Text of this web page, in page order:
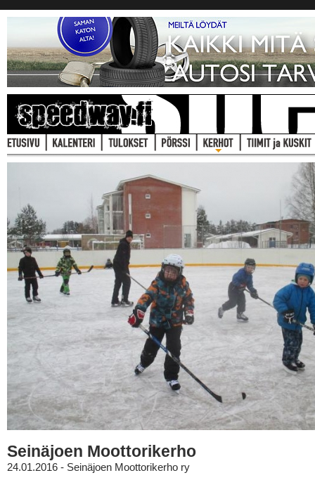
Seinäjoen Moottorikerho
24.01.2016 - Seinäjoen Moottorikerho ry